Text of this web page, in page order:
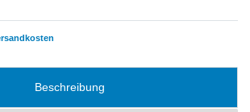
Beschreibung